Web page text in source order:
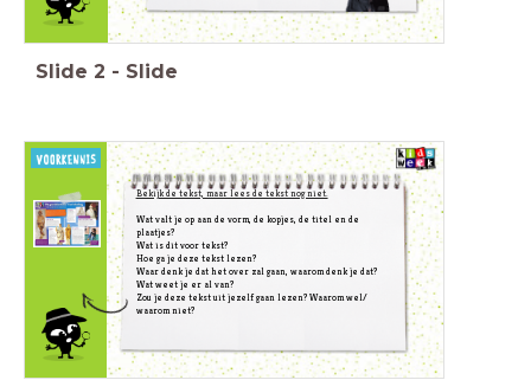
Slide 2 - Slide
Bekijk de tekst, maar lees de tekst nog niet.
Wat valt je op aan de vorm, de kopjes, de titel en de
plaatjes?
Wat is dit voor tekst?
Hoe ga je deze tekst lezen?
Waar denk je dat het over zal gaan, waarom denk je dat?
Wat weet je er al van?
Zou je deze tekst uit jezelf gaan lezen? Waarom wel/
waarom niet?